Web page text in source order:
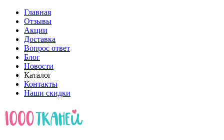
Главная
Отзывы
Акции
Доставка
Вопрос ответ
Блог
Новости
Каталог
Контакты
Наши скидки